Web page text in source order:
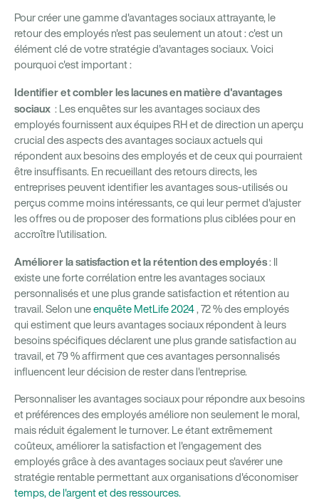
Pour créer une gamme d'avantages sociaux attrayante, le
retour des employés n'est pas seulement un atout : c'est un
élément clé de votre stratégie d'avantages sociaux. Voici
pourquoi c'est important :
Identifier et combler les lacunes en matière d'avantages
sociaux : Les enquêtes sur les avantages sociaux des
employés fournissent aux équipes RH et de direction un aperçu
crucial des aspects des avantages sociaux actuels qui
répondent aux besoins des employés et de ceux qui pourraient
être insuffisants. En recueillant des retours directs, les
entreprises peuvent identifier les avantages sous-utilisés ou
perçus comme moins intéressants, ce qui leur permet d'ajuster
les offres ou de proposer des formations plus ciblées pour en
accroître l'utilisation.
Améliorer la satisfaction et la rétention des employés: Il
existe une forte corrélation entre les avantages sociaux
personnalisés et une plus grande satisfaction et rétention au
travail. Selon uneenquête MetLife 2024, 72 % des employés
qui estiment que leurs avantages sociaux répondent à leurs
besoins spécifiques déclarent une plus grande satisfaction au
travail, et 79 % affirment que ces avantages personnalisés
influencent leur décision de rester dans l'entreprise.
Personnaliser les avantages sociaux pour répondre aux besoins
et préférences des employés améliore non seulement le moral,
mais réduit également le turnover. Le étant extrêmement
coûteux, améliorer la satisfaction et l'engagement des
employés grâce à des avantages sociaux peut s'avérer une
stratégie rentable permettant aux organisations d'économiser
temps, de l'argent et des ressources.